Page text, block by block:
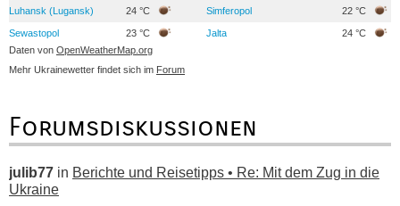
Luhansk (Lugansk) 24 °C Simferopol 22 °C
Sewastopol 23 °C Jalta
24 °C
Daten von OpenWeatherMap.org
Mehr Ukrainewetter findet sich im Forum
Forumsdiskussionen
julib77 in Berichte und Reisetipps • Re: Mit dem Zug in die
Ukraine